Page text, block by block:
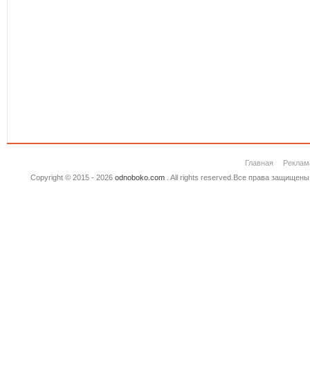
Главная
Copyright © 2015 - 2026 odnoboko.com. All rights reserved.Все права защищены.